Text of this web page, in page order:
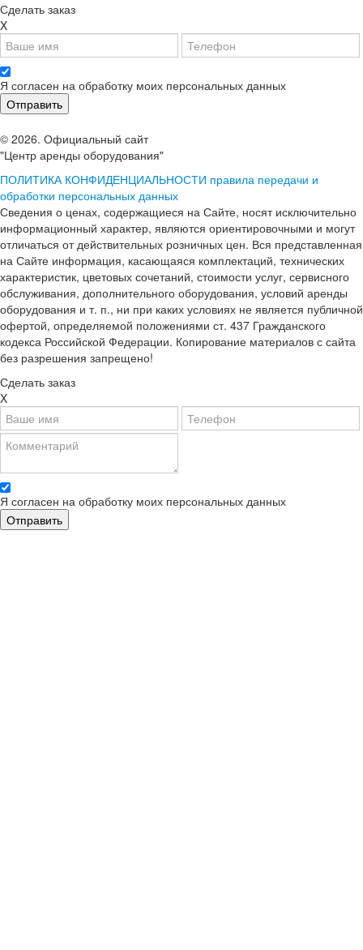
Сделать заказ
X
Я согласен на обработку моих персональных данных
© 2026. Официальный сайт
"Центр аренды оборудования"
ПОЛИТИКА КОНФИДЕНЦИАЛЬНОСТИ правила передачи и
обработки персональных данных
Сведения о ценах, содержащиеся на Сайте, носят исключительно
информационный характер, являются ориентировочными и могут
отличаться от действительных розничных цен. Вся представленная
на Сайте информация, касающаяся комплектаций, технических
характеристик, цветовых сочетаний, стоимости услуг, сервисного
обслуживания, дополнительного оборудования, условий аренды
оборудования и т. п., ни при каких условиях не является публичной
офертой, определяемой положениями ст. 437 Гражданского
кодекса Российской Федерации. Копирование материалов с сайта
без разрешения запрещено!
Сделать заказ
X
Я согласен на обработку моих персональных данных